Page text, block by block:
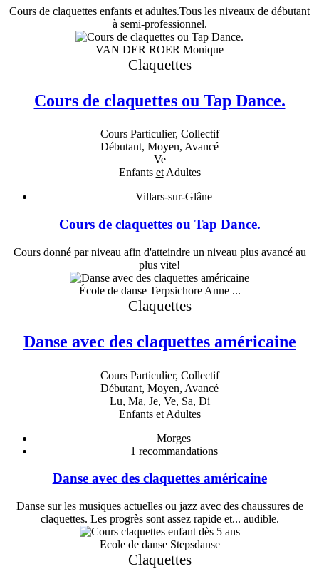
Cours de claquettes enfants et adultes.Tous les niveaux de débutant
à semi-professionnel.
VAN DER ROER Monique
Claquettes
Cours de claquettes ou Tap Dance.
Cours Particulier, Collectif
Débutant, Moyen, Avancé
Ve
Enfants etAdultes
Villars-sur-Glâne
Cours de claquettes ou Tap Dance.
Cours donné par niveau afin d'atteindre un niveau plus avancé au
plus vite!
École de danse Terpsichore Anne ...
Claquettes
Danse avec des claquettes américaine
Cours Particulier, Collectif
Débutant, Moyen, Avancé
Lu, Ma, Je, Ve, Sa, Di
Enfants etAdultes
Morges
1 recommandations
Danse avec des claquettes américaine
Danse sur les musiques actuelles ou jazz avec des chaussures de
claquettes. Les progrès sont assez rapide et... audible.
Ecole de danse Stepsdanse
Claquettes